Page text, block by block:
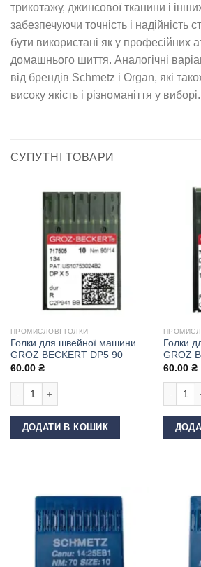
трикотажу, джинсової тканини і
забезпечуючи точність і надійність
бути використані як у професійних
домашнього шиття. Аналогічні
від брендів Schmetz і Organ, які
високу якість і різноманіття у виборі.
СУПУТНІ ТОВАРИ
ПРОМИСЛОВІ ГОЛКИ
Голки для швейної машини
GROZ BECKERT DP5 90
60.00 ₴
ДОДАТИ В КОШИК
Голки
GROZ
60.00 ₴